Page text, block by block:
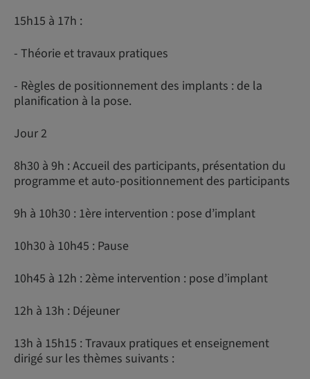
15h15 à 17h :
- Théorie et travaux pratiques
- Règles de positionnement des implants : de la
planification à la pose.
Jour 2
8h30 à 9h : Accueil des participants, présentation du
programme et auto-positionnement des participants
9h à 10h30 : 1ère intervention : pose d’implant
10h30 à 10h45 : Pause
10h45 à 12h : 2ème intervention : pose d’implant
12h à 13h : Déjeuner
13h à 15h15 : Travaux pratiques et enseignement
dirigé sur les thèmes suivants :